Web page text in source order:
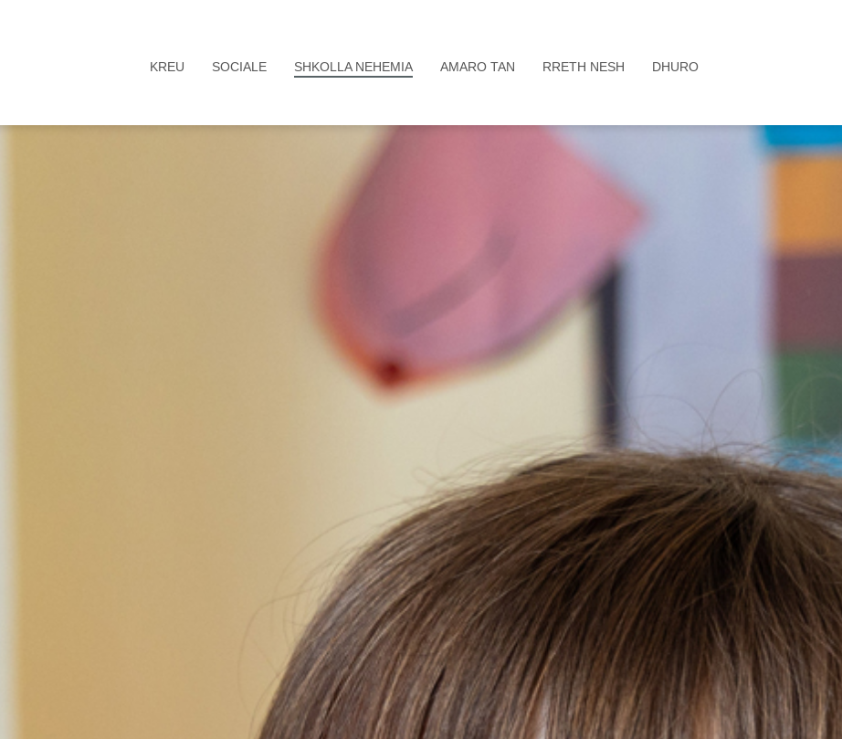
KREU SOCIALE SHKOLLA NEHEMIA AMARO TAN RRETH NESH DHURO